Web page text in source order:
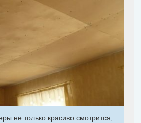
не только красиво смотрится,